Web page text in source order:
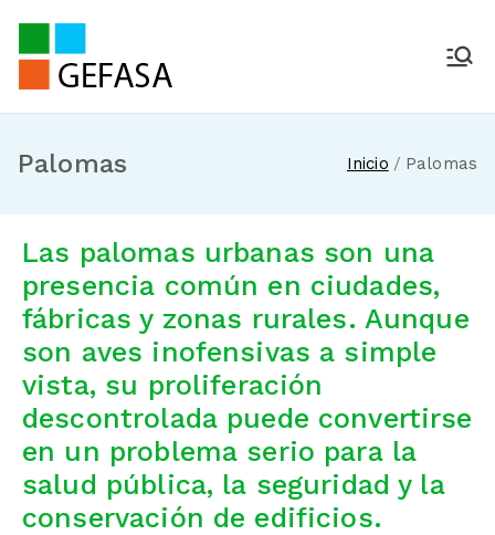
Palomas Inicio Palomas
Las palomas urbanas son una
presencia común en ciudades,
fábricas y zonas rurales. Aunque
son aves inofensivas a simple
vista, su proliferación
descontrolada puede convertirse
en un problema serio para la
salud pública, la seguridad y la
conservación de edificios.